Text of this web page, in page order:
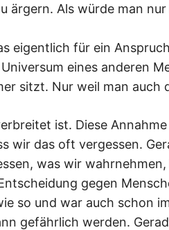
ärgern. Als würde man
eigentlich für ein
eines anderen
sitzt. Nur weil man auch
ist. Diese
wir das oft vergessen.
was wir wahrnehmen,
gegen
so und war auch schon
gefährlich werden.